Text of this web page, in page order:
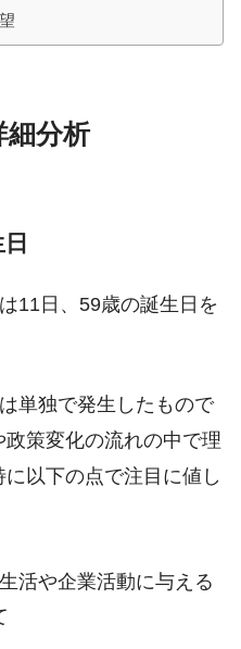
細分析
11日、59歳の誕生日を
単独で発生したもので
策変化の流れの中で理
以下の点で注目に値し
活や企業活動に与える